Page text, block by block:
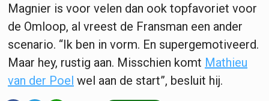
Magnier is voor velen dan ook topfavoriet voor
de Omloop, al vreest de Fransman een ander
scenario. “Ik ben in vorm. En supergemotiveerd.
Maar hey, rustig aan. Misschien komt Mathieu
van der Poel wel aan de start”, besluit hij.